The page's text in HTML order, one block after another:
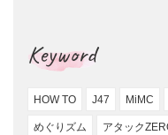
Keyword
HOW TO J47 MiMC
めぐりズム アタック